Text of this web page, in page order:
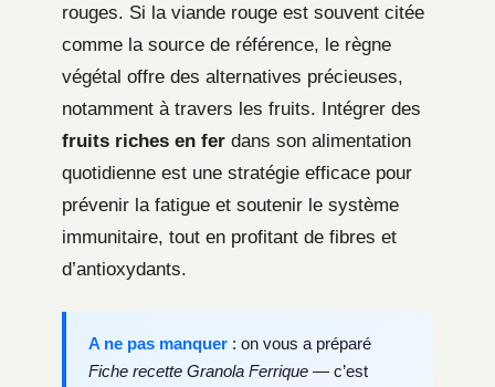
rouges. Si la viande rouge est souvent citée
comme la source de référence, le règne
végétal offre des alternatives précieuses,
notamment à travers les fruits. Intégrer des
fruits riches en fer dans son alimentation
quotidienne est une stratégie efficace pour
prévenir la fatigue et soutenir le système
immunitaire, tout en profitant de fibres et
d’antioxydants.
A ne pas manquer : on vous a préparé
Fiche recette Granola Ferrique — c’est